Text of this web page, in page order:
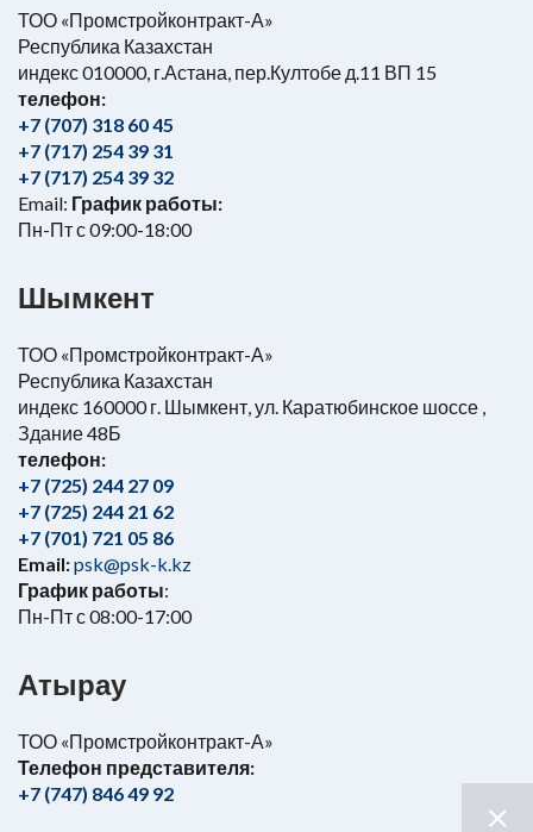
ТОО «Промстройконтракт-А»
Республика Казахстан
индекс 010000, г.Астана, пер.Култобе д.11 ВП 15
телефон:
+7 (707) 318 60 45
+7 (717) 254 39 31
+7 (717) 254 39 32
Email: График работы:
Пн-Пт с 09:00-18:00
Шымкент
ТОО «Промстройконтракт-А»
Республика Казахстан
индекс 160000 г. Шымкент, ул. Каратюбинское шоссе ,
Здание 48Б
телефон:
+7 (725) 244 27 09
+7 (725) 244 21 62
+7 (701) 721 05 86
Email:psk@psk-k.kz
График работы:
Пн-Пт с 08:00-17:00
Атырау
ТОО «Промстройконтракт-А»
Телефон представителя:
+7 (747) 846 49 92